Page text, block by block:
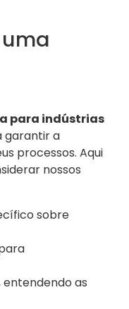
para indústrias
garantir a
processos. Aqui
nossos
sobre
as